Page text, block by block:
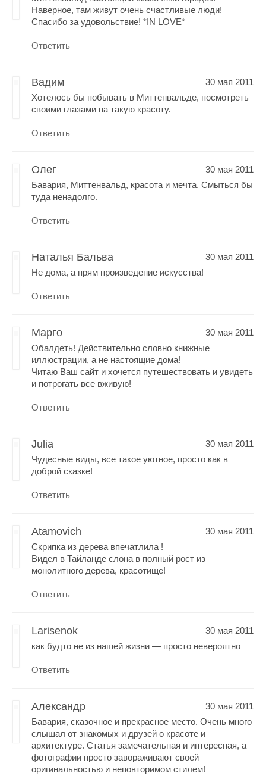
Наверное, там живут очень счастливые люди!
Спасибо за удовольствие! *IN LOVE*
Ответить
Вадим
30 мая 2011
Хотелось бы побывать в Миттенвальде, посмотреть
своими глазами на такую красоту.
Ответить
Олег
30 мая 2011
Бавария, Миттенвальд, красота и мечта. Смыться бы
туда ненадолго.
Ответить
Наталья Бальва
30 мая 2011
Не дома, а прям произведение искусства!
Ответить
Марго
30 мая 2011
Обалдеть! Действительно словно книжные
иллюстрации, а не настоящие дома!
Читаю Ваш сайт и хочется путешествовать и увидеть
и потрогать все вживую!
Ответить
Julia
30 мая 2011
Чудесные виды, все такое уютное, просто как в
доброй сказке!
Ответить
Atamovich
30 мая 2011
Скрипка из дерева впечатлила !
Видел в Тайланде слона в полный рост из
монолитного дерева, красотище!
Ответить
Larisenok
30 мая 2011
как будто не из нашей жизни — просто невероятно
Ответить
Александр
30 мая 2011
Бавария, сказочное и прекрасное место. Очень много
слышал от знакомых и друзей о красоте и
архитектуре. Статья замечательная и интересная, а
фотографии просто завораживают своей
оригинальностью и неповторимом стилем!